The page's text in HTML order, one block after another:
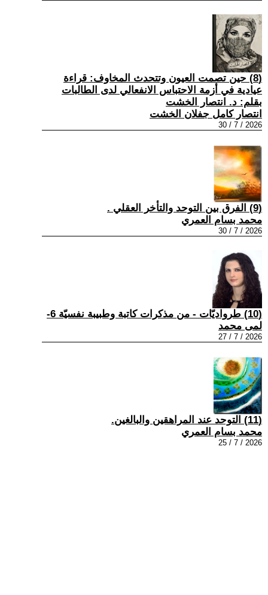
(8) حين تصمت العيون وتتحدث المخاوف: قراءة
عيادية في أزمة الاحتباس الانفعالي لدى الطالبات
بقلم: د. انتصار الخشت
انتصار كامل جفلان الخشت
2026 / 7 / 30
(9) الفرق بين التوحد والتأخر العقلي .
محمد بسام العمري
2026 / 7 / 30
(10) طرواديّات - من مذكرات كاتبة وطبيبة نفسيّة 6-
لمى محمد
2026 / 7 / 27
(11) التوحد عند المراهقين والبالغين.
محمد بسام العمري
2026 / 7 / 25